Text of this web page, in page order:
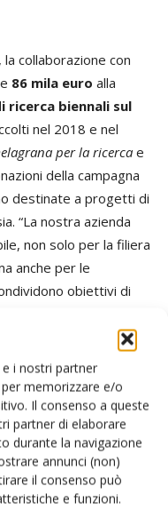
i nostri partner
memorizzare e/o
Il consenso a queste
partner di elaborare
durante la navigazione
annunci (non)
il consenso può
e funzioni.
, la collaborazione con
86 mila euro alla
ricerca biennali sul
nel 2018 e nel
per la ricerca e
della campagna
destinate a progetti di
“La nostra azienda
non solo per la filiera
anche per le
obiettivi di
director Italia.
continua
dei
il
salutari